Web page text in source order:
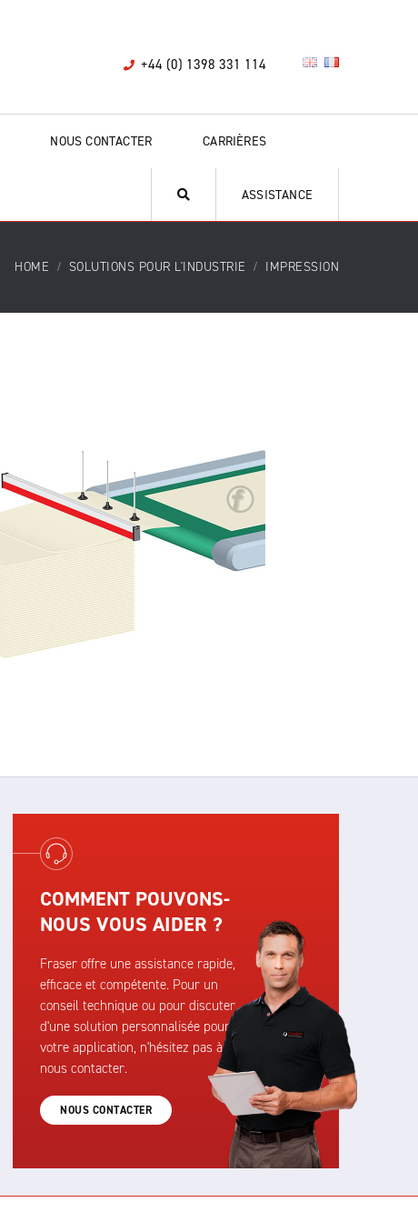
+44 (0) 1398 331 114
NOUS CONTACTER CARRIÈRES
ASSISTANCE
HOME SOLUTIONS POUR L'INDUSTRIE IMPRESSION
COMMENT POUVONS-
NOUS VOUS AIDER ?
Fraser offre une assistance rapide,
efficace et compétente. Pour un
conseil technique ou pour discuter
d'une solution personnalisée pour
votre application, n'hésitez pas à
nous contacter.
NOUS CONTACTER